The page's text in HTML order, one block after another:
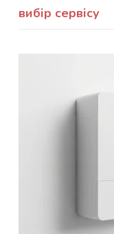
вибір сервісу